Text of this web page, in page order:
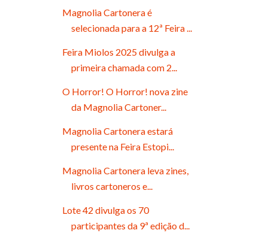
Magnolia Cartonera é
selecionada para a 12ª Feira ...
Feira Miolos 2025 divulga a
primeira chamada com 2...
O Horror! O Horror! nova zine
da Magnolia Cartoner...
Magnolia Cartonera estará
presente na Feira Estopi...
Magnolia Cartonera leva zines,
livros cartoneros e...
Lote 42 divulga os 70
participantes da 9ª edição d...